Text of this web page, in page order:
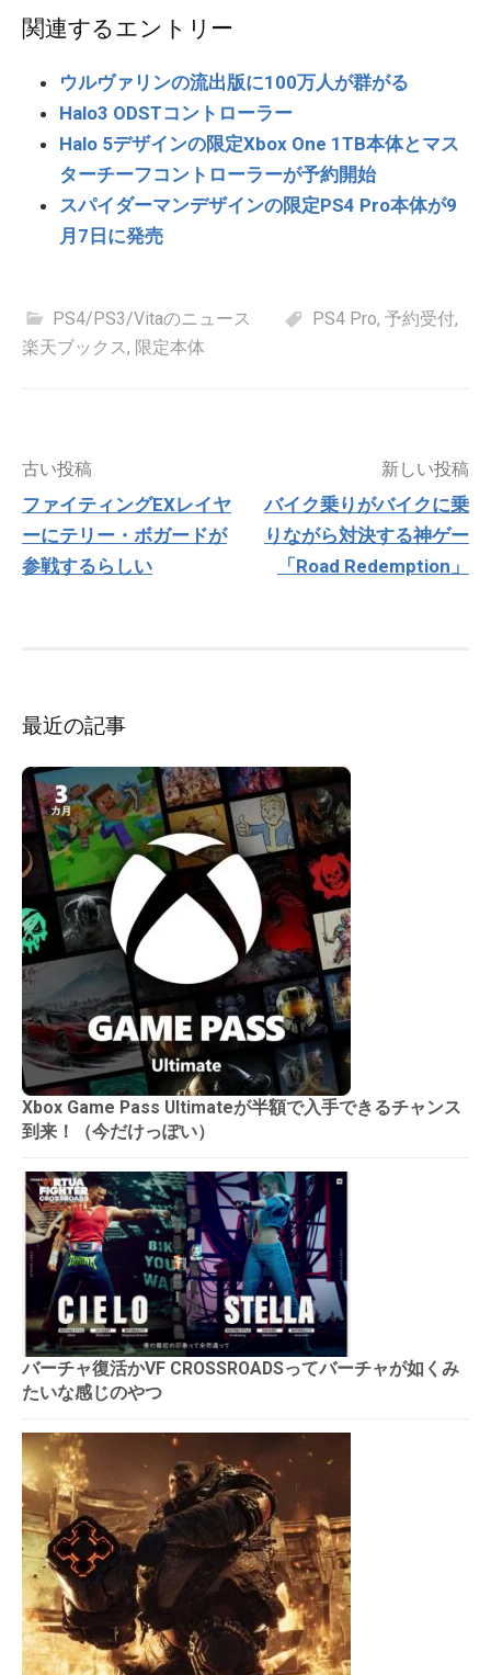
関連するエントリー
ウルヴァリンの流出版に100万人が群がる
Halo3 ODSTコントローラー
Halo 5デザインの限定Xbox One 1TB本体とマス
ターチーフコントローラーが予約開始
スパイダーマンデザインの限定PS4 Pro本体が9
月7日に発売
PS4/PS3/Vitaのニュース PS4 Pro, 予約受付,
楽天ブックス, 限定本体
投
ナ
ビ
ゲ
古い投稿
ファイティングEXレイヤ
ーにテリー・ボガードが
参戦するらしい
新しい投稿
バイク乗りがバイクに乗
りながら対決する神ゲー
「Road Redemption」
最近の記事
Xbox Game Pass Ultimateが半額で入手できるチャンス
到来！（今だけっぽい）
バーチャ復活かVF CROSSROADSってバーチャが如くみ
たいな感じのやつ